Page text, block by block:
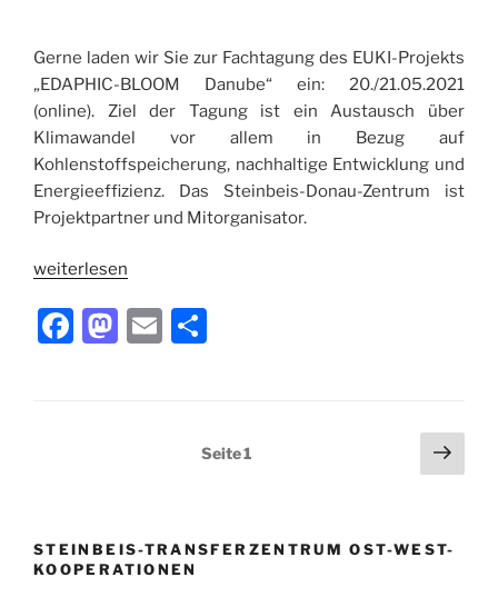
Gerne laden wir Sie zur Fachtagung des EUKI-Projekts
„EDAPHIC-BLOOM Danube“ ein: 20./21.05.2021
(online). Ziel der Tagung ist ein Austausch über
Klimawandel vor allem in Bezug auf
Kohlenstoffspeicherung, nachhaltige Entwicklung und
Energieeffizienz. Das Steinbeis-Donau-Zentrum ist
Projektpartner und Mitorganisator.
weiterlesen
F
o
k
M
n
E
Seitennummerierung
Seite1
STEINBEIS-TRANSFERZENTRUM OST-WEST-
KOOPERATIONEN